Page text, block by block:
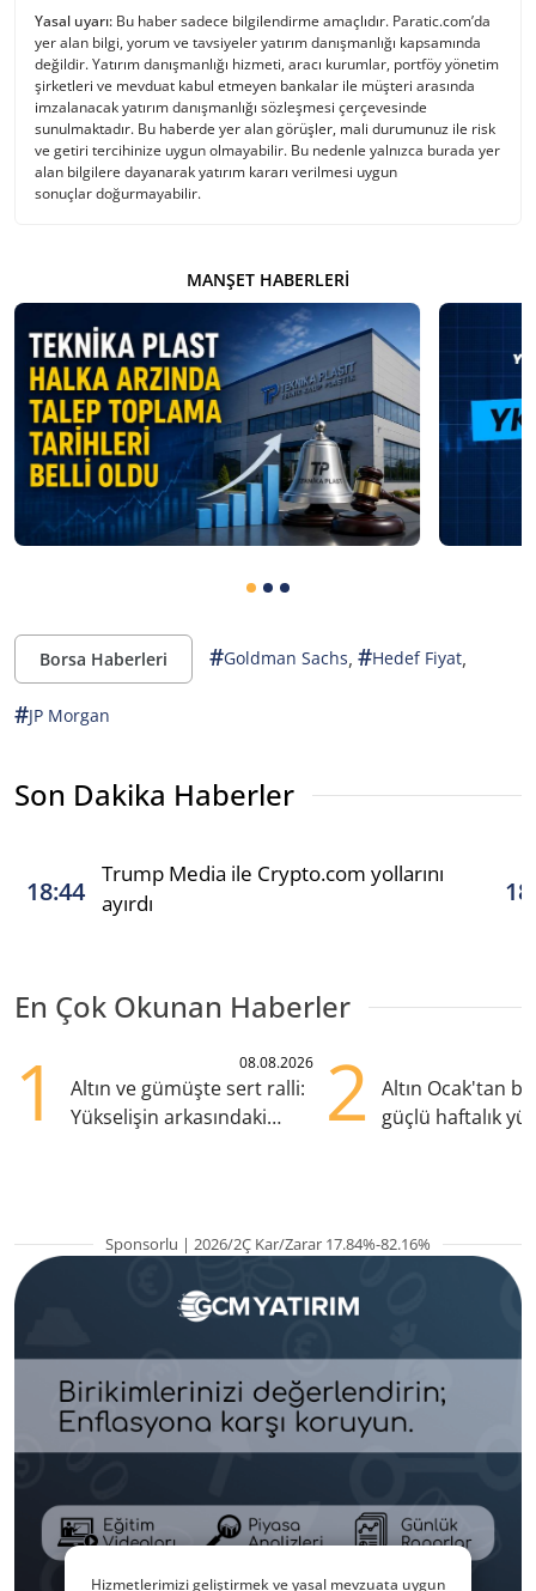
Yasal uyarı: Bu haber sadece bilgilendirme amaçlıdır. Paratic.com’da
yer alan bilgi, yorum ve tavsiyeler yatırım danışmanlığı kapsamında
değildir. Yatırım danışmanlığı hizmeti, aracı kurumlar, portföy yönetim
şirketleri ve mevduat kabul etmeyen bankalar ile müşteri arasında
imzalanacak yatırım danışmanlığı sözleşmesi çerçevesinde
sunulmaktadır. Bu haberde yer alan görüşler, mali durumunuz ile risk
ve getiri tercihinize uygun olmayabilir. Bu nedenle yalnızca burada yer
alan bilgilere dayanarak yatırım kararı verilmesi uygun
sonuçlar doğurmayabilir.
MANŞET HABERLERI
Borsa Haberleri #Goldman Sachs, #Hedef Fiyat,
#JP Morgan
Son Dakika Haberler
18:44
Trump Media ile Crypto.com yollarını
ayırdı
En Çok Okunan Haberler
1 08.08.2026
Altın ve gümüşte sert ralli:
Yükselişin arkasındaki
2
Altın Ocak'tan
güçlü haftalık
Sponsorlu | 2026/2Ç Kar/Zarar 17.84%-82.16%
Hizmetlerimizi geliştirmek ve yasal mevzuata uygun